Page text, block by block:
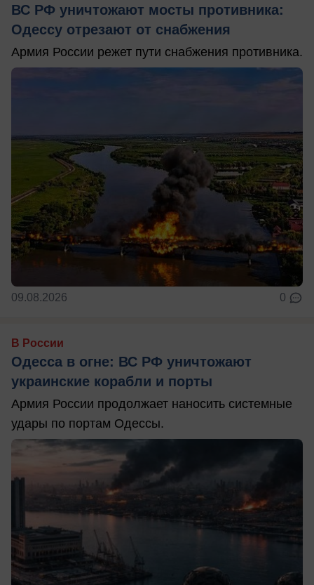
ВС РФ уничтожают мосты противника:
Одессу отрезают от снабжения
Армия России режет пути снабжения противника.
09.08.2026 0
В России
Одесса в огне: ВС РФ уничтожают
украинские корабли и порты
Армия России продолжает наносить системные
удары по портам Одессы.